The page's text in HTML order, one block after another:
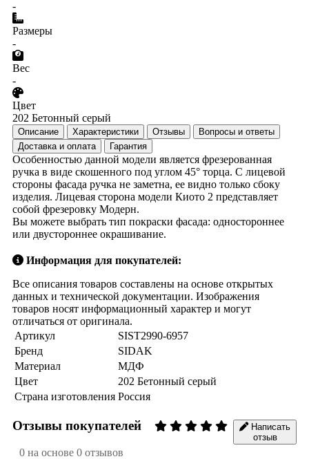
-
Размеры
-
Вес
-
Цвет
202 Бетонный серый
Описание Характеристики Отзывы
Вопросы и ответы
Доставка и оплата
Гарантия
Особенностью данной модели является фрезерованная
ручка в виде скошенного под углом 45° торца. С лицевой
стороны фасада ручка не заметна, ее видно только сбоку
изделия. Лицевая сторона модели Киото 2 представляет
собой фрезеровку Модерн.
Вы можете выбрать тип покраски фасада: одностороннее
или двустороннее окрашивание.
Информация для покупателей:
Все описания товаров составлены на основе открытых
данных и технической документации. Изображения
товаров носят информационный характер и могут
отличаться от оригинала.
Артикул
SIST2990-6957
Бренд
SIDAK
Материал
МДФ
Цвет
202 Бетонный серый
Страна изготовления Россия
Отзывы покупателей
0 на основе 0 отзывов
Написать
отзыв